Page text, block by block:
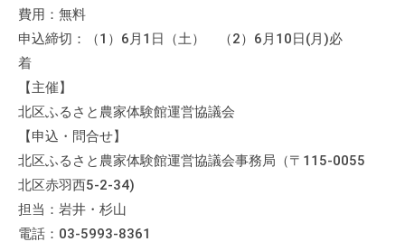
す
る
総
合
的
な
情
報
交
流
費用：無料
申込締切：（1）6月1日（土） （2）6月10日(月)必
着
【主催】
北区ふるさと農家体験館運営協議会
【申込・問合せ】
北区ふるさと農家体験館運営協議会事務局（〒115-0055
北区赤羽西5-2-34)
担当：岩井・杉山
電話：03-5993-8361